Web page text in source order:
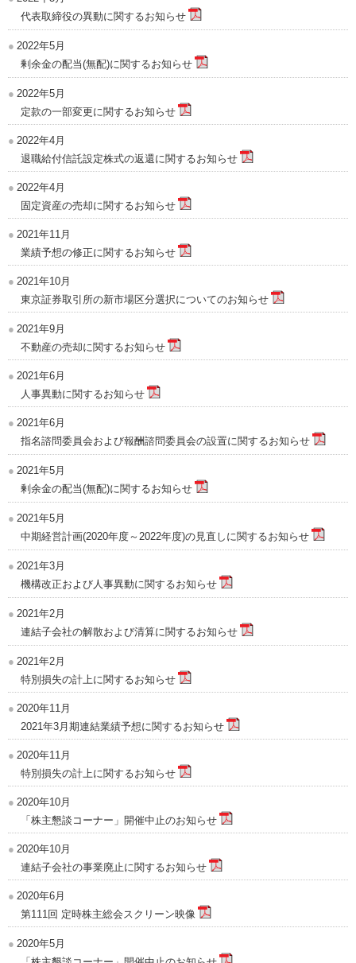
代表取締役の異動に関するお知らせ
2022年5月
剰余金の配当(無配)に関するお知らせ
2022年5月
定款の一部変更に関するお知らせ
2022年4月
退職給付信託設定株式の返還に関するお知らせ
2022年4月
固定資産の売却に関するお知らせ
2021年11月
業績予想の修正に関するお知らせ
2021年10月
東京証券取引所の新市場区分選択についてのお知らせ
2021年9月
不動産の売却に関するお知らせ
2021年6月
人事異動に関するお知らせ
2021年6月
指名諮問委員会および報酬諮問委員会の設置に関するお知らせ
2021年5月
剰余金の配当(無配)に関するお知らせ
2021年5月
中期経営計画(2020年度～2022年度)の見直しに関するお知らせ
2021年3月
機構改正および人事異動に関するお知らせ
2021年2月
連結子会社の解散および清算に関するお知らせ
2021年2月
特別損失の計上に関するお知らせ
2020年11月
2021年3月期連結業績予想に関するお知らせ
2020年11月
特別損失の計上に関するお知らせ
2020年10月
「株主懇談コーナー」開催中止のお知らせ
2020年10月
連結子会社の事業廃止に関するお知らせ
2020年6月
第111回 定時株主総会スクリーン映像
2020年5月